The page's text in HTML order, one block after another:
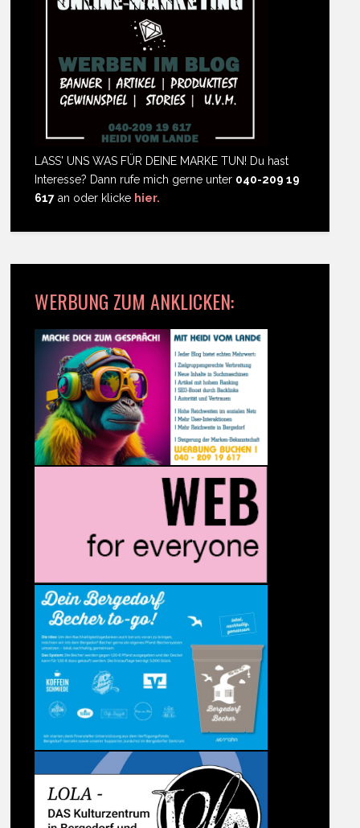
LASS' UNS WAS FÜR DEINE MARKE TUN! Du hast
Interesse? Dann rufe mich gerne unter 040-209 19
617 an oder klicke hier.
WERBUNG ZUM ANKLICKEN: